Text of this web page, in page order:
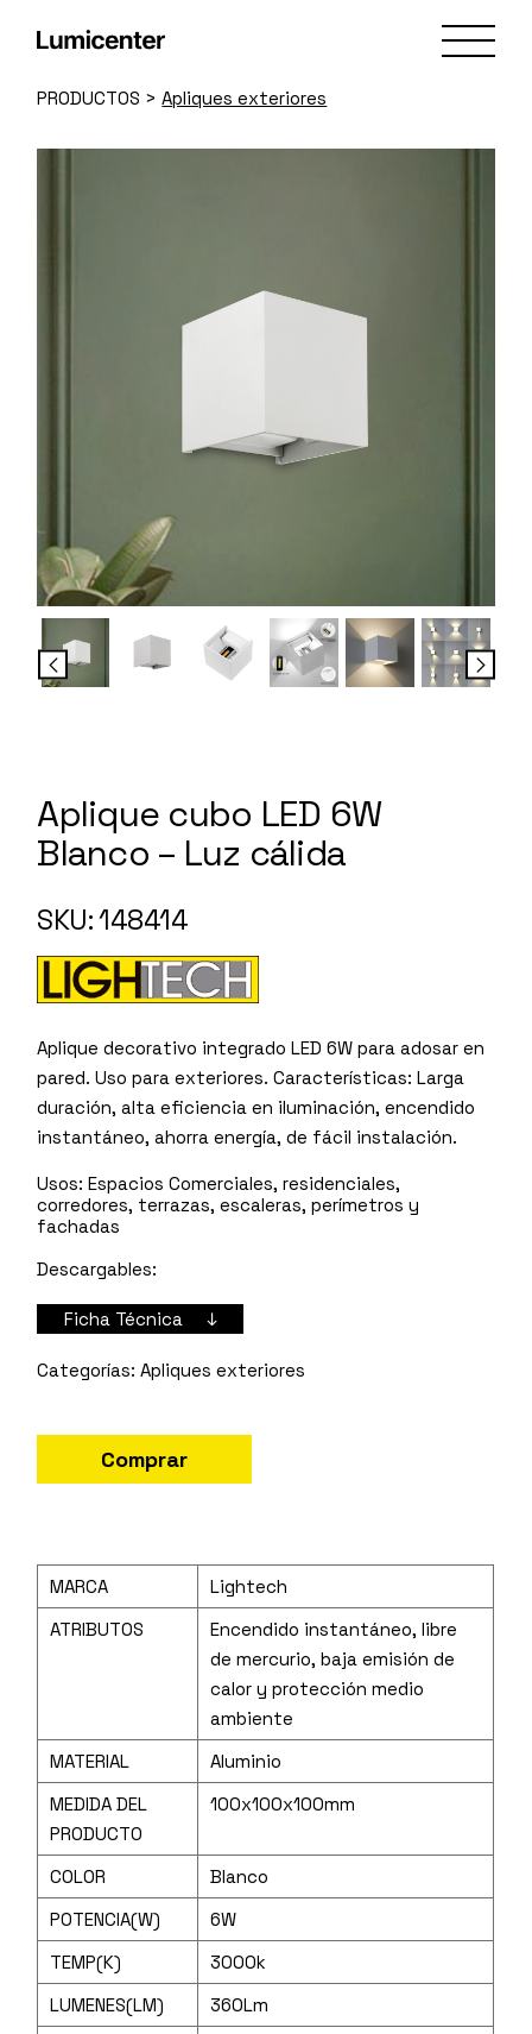
PRODUCTOS >Apliques exteriores
Aplique cubo LED 6W
Blanco – Luz cálida
SKU: 148414
Aplique decorativo integrado LED 6W para adosar en
pared. Uso para exteriores. Características: Larga
duración, alta eficiencia en iluminación, encendido
instantáneo, ahorra energía, de fácil instalación.
Usos:Espacios Comerciales, residenciales,
corredores, terrazas, escaleras, perímetros y
fachadas
Descargables:
Ficha Técnica ↓
Apliques exteriores
Comprar
MARCA
Lightech
ATRIBUTOS
Encendido instantáneo, libre
de mercurio, baja emisión de
calor y protección medio
ambiente
MATERIAL
Aluminio
MEDIDA DEL
PRODUCTO
100x100x100mm
COLOR
Blanco
POTENCIA(W)
6W
TEMP(K)
3000k
LUMENES(LM)
360Lm